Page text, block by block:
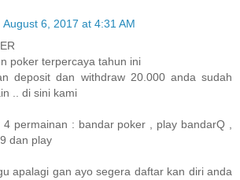
August 6, 2017 at 4:31 AM
poker terpercaya tahun ini
deposit dan withdraw 20.000 anda sudah
.. di sini kami
4 permainan : bandar poker , play bandarQ ,
dan play
apalagi gan ayo segera daftar kan diri anda